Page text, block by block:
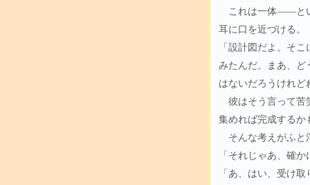
これは一体――とい
耳に口を近づける。
「設計図だよ。そ
みたんだ。まあ、ど
はないだろうけれど
彼はそう言って苦
集めれば完成するか
そんな考えがふと
「それじゃあ、確
「あ、はい、受け